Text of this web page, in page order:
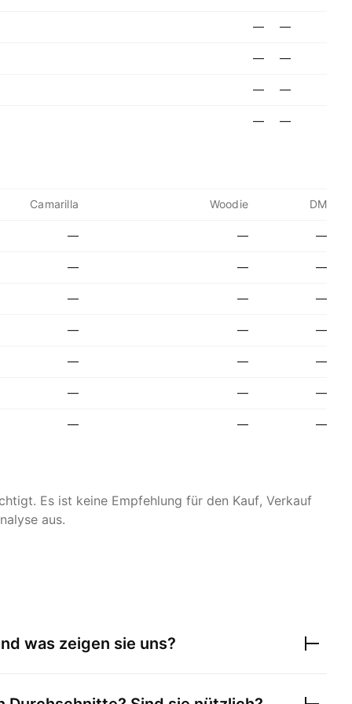
— —
— —
— —
— —
Camarilla Woodie DM
— — —
— — —
— — —
— — —
— — —
— — —
— — —
Es ist keine Empfehlung für den Kauf, Verkauf
aus.
was zeigen sie uns?